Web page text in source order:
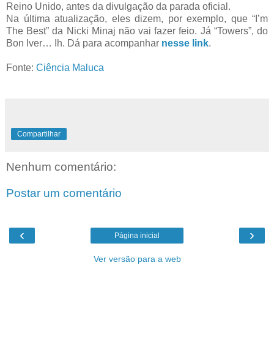
Reino Unido, antes da divulgação da parada oficial.
Na última atualização, eles dizem, por exemplo, que “I’m
The Best” da Nicki Minaj não vai fazer feio. Já “Towers”, do
Bon Iver… Ih. Dá para acompanhar nesse link.
Fonte: Ciência Maluca
Compartilhar
Nenhum comentário:
Postar um comentário
‹ ›
Página inicial
Ver versão para a web